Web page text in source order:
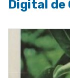
Digital de